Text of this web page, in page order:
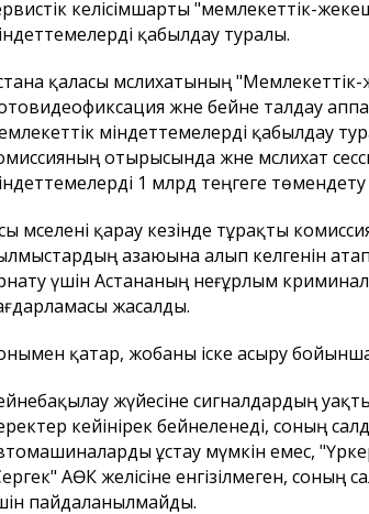
келісімшарты "мемлекеттік-
қабылдау туралы.
қаласы мәслихатының
және бейне талдау
міндеттемелерді қабылдау
отырысында және мәслихат
1 млрд теңгеге төмендету
мәселені қарау кезінде тұрақты
азаюына алып келгенін
үшін Астананың неғұрлым
жасалды.
қатар, жобаны іске асыру
жүйесіне сигналдардың
кейінірек бейнеленеді, соның
ұстау мүмкін емес,
АӨК желісіне енгізілмеген, соның
пайдаланылмайды.